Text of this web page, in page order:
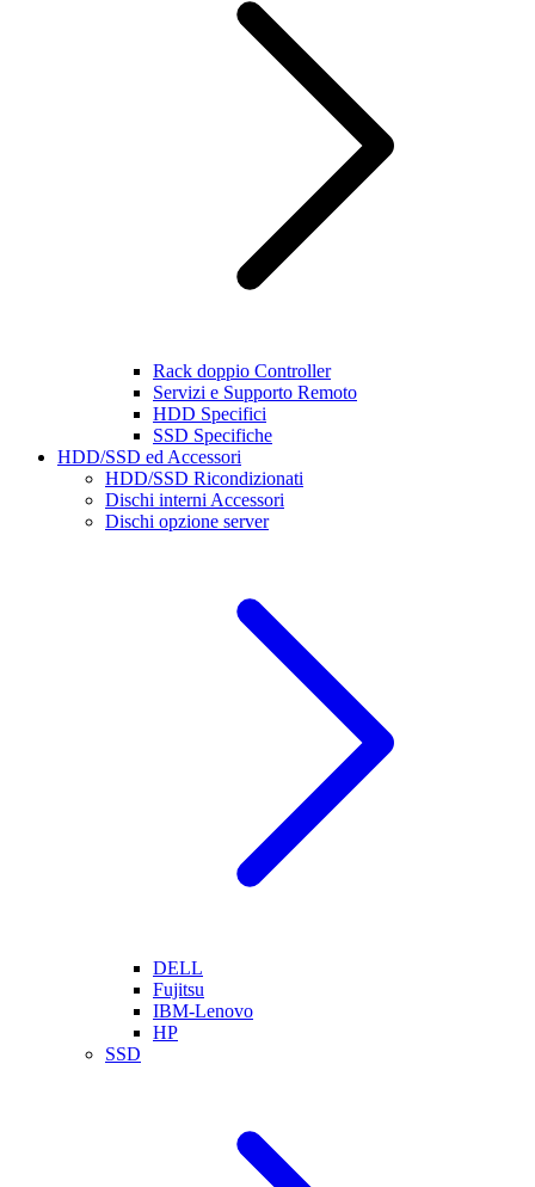
Rack doppio Controller
Servizi e Supporto Remoto
HDD Specifici
SSD Specifiche
HDD/SSD ed Accessori
HDD/SSD Ricondizionati
Dischi interni Accessori
Dischi opzione server
DELL
Fujitsu
IBM-Lenovo
HP
SSD